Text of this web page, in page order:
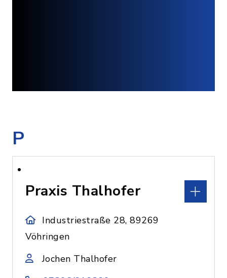
P
Praxis Thalhofer
Industriestraße 28, 89269
Vöhringen
Jochen Thalhofer